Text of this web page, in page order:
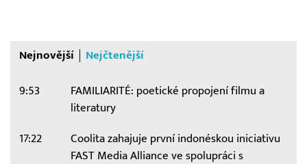
Nejnovější Nejčtenější
9:53
FAMILIARITÉ: poetické propojení filmu a
literatury
17:22
Coolita zahajuje první indonéskou iniciativu
FAST Media Alliance ve spolupráci s